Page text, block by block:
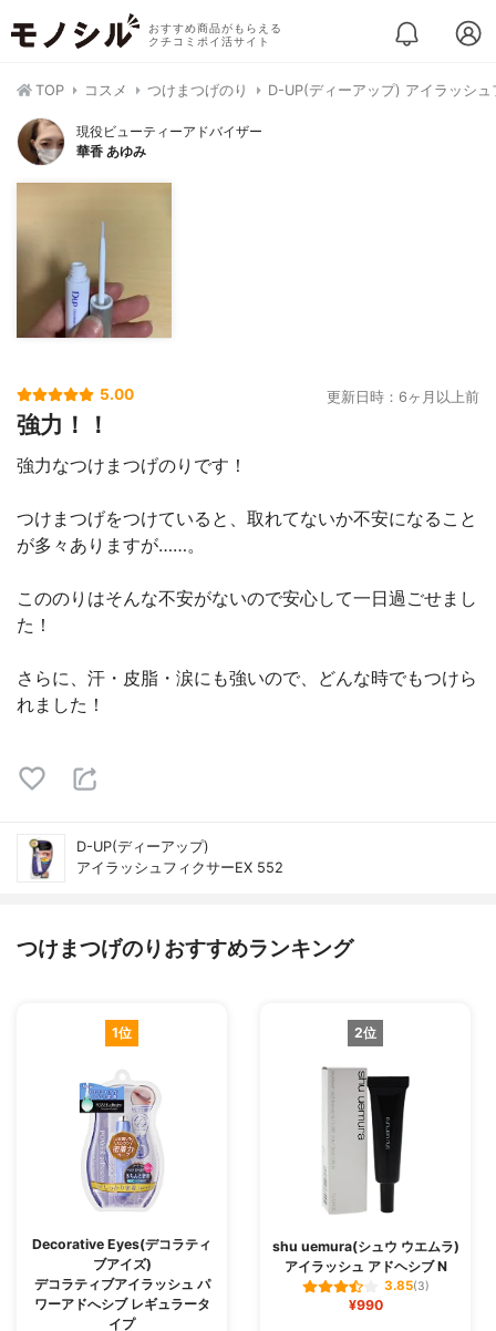
おすすめ商品がもらえる
クチコミポイ活サイト
TOP コスメ つけまつげのり D-UP(ディーアップ) アイラッシ
現役ビューティーアドバイザー
華香 あゆみ
5.00 更新日時：6ヶ月以上前
強力！！
強力なつけまつげのりです！
つけまつげをつけていると、取れてないか不安になること
が多々ありますが……。
こののりはそんな不安がないので安心して一日過ごせまし
た！
さらに、汗・皮脂・涙にも強いので、どんな時でもつけら
れました！
D-UP(ディーアップ)
アイラッシュフィクサーEX 552
つけまつげのりおすすめランキング
1位
Decorative Eyes(デコラティ
ブアイズ)
デコラティブアイラッシュ パ
ワーアドへシブ レギュラータ
イプ
2位
shu uemura(シュウ ウエムラ)
アイラッシュ アドヘシブ N
3.85(3)
¥990